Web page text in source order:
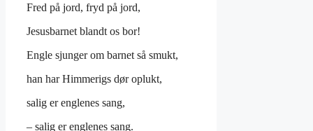
Fred på jord, fryd på jord,
Jesusbarnet blandt os bor!
Engle sjunger om barnet så smukt,
han har Himmerigs dør oplukt,
salig er englenes sang,
– salig er englenes sang.